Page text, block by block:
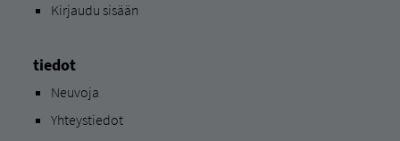
Kirjaudu sisään
tiedot
Neuvoja
Yhteystiedot